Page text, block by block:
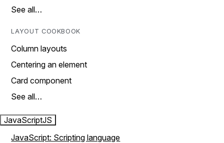
See all…
LAYOUT COOKBOOK
Column layouts
Centering an element
Card component
See all…
JavaScriptJS
JavaScript: Scripting language